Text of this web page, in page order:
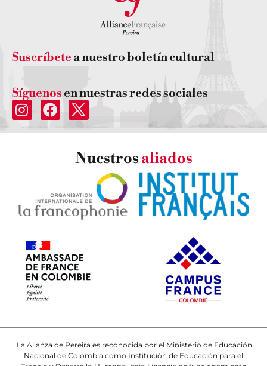
Suscríbete a nuestro boletín cultural
Síguenos en nuestras redes sociales
Nuestrosaliados
La Alianza de Pereira es reconocida por el Ministerio de Educación
Nacional de Colombia como Institución de Educación para el